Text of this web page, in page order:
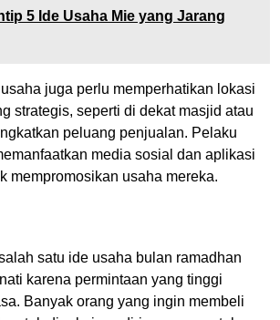
5 Ide Usaha Mie yang Jarang
juga perlu memperhatikan lokasi
strategis, seperti di dekat masjid atau
peluang penjualan. Pelaku
media sosial dan aplikasi
mempromosikan usaha mereka.
satu ide usaha bulan ramadhan
karena permintaan yang tinggi
Banyak orang yang ingin membeli